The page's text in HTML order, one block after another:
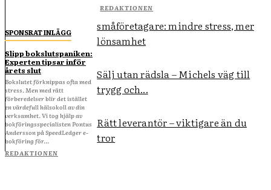
REDAKTIONEN
SPONSRAT INLÄGG
Slipp bokslutspaniken:
Experten tipsar inför
årets slut
Bokslutet förknippas ofta med
stress. Men med rätt
förberedelser blir det istället
en värdefull hälsokoll av din
verksamhet. Vi tog hjälp av
bokföringsspecialisten Pontus
Andersson på SpeedLedger e-
bokföring för...
REDAKTIONEN
småföretagare: mindre stress, mer
lönsamhet
Sälj utan rädsla – Michels väg till
trygg och...
Rätt leverantör – viktigare än du
tror